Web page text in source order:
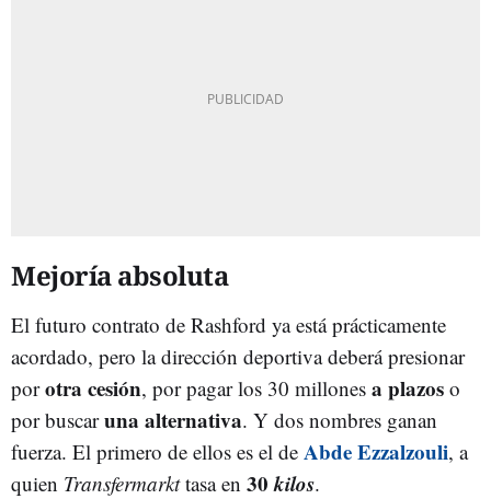
Mejoría absoluta
El futuro contrato de Rashford ya está prácticamente
acordado, pero la dirección deportiva deberá presionar
porotra cesión, por pagar los 30 millones a plazos o
por buscaruna alternativa. Y dos nombres ganan
fuerza. El primero de ellos es el de Abde Ezzalzouli, a
quien Transfermarkttasa en 30kilos.